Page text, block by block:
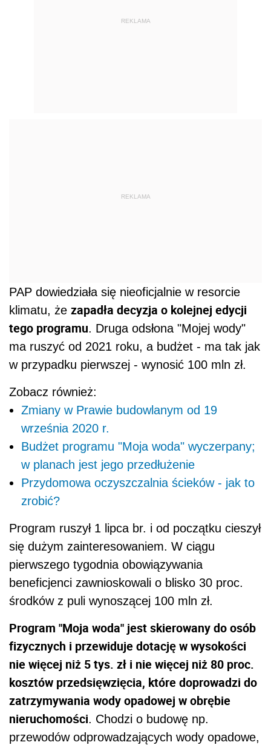
REKLAMA
REKLAMA
PAP dowiedziała się nieoficjalnie w resorcie
klimatu, że zapadła decyzja o kolejnej edycji
tego programu. Druga odsłona "Mojej wody"
ma ruszyć od 2021 roku, a budżet - ma tak jak
w przypadku pierwszej - wynosić 100 mln zł.
Zobacz również:
Zmiany w Prawie budowlanym od 19
września 2020 r.
Budżet programu "Moja woda" wyczerpany;
w planach jest jego przedłużenie
Przydomowa oczyszczalnia ścieków - jak to
zrobić?
Program ruszył 1 lipca br. i od początku cieszył
się dużym zainteresowaniem. W ciągu
pierwszego tygodnia obowiązywania
beneficjenci zawnioskowali o blisko 30 proc.
środków z puli wynoszącej 100 mln zł.
Program "Moja woda" jest skierowany do osób
fizycznych i przewiduje dotację w wysokości
nie więcej niż 5 tys. zł i nie więcej niż 80 proc.
kosztów przedsięwzięcia, które doprowadzi do
zatrzymywania wody opadowej w obrębie
nieruchomości. Chodzi o budowę np.
przewodów odprowadzających wody opadowe,